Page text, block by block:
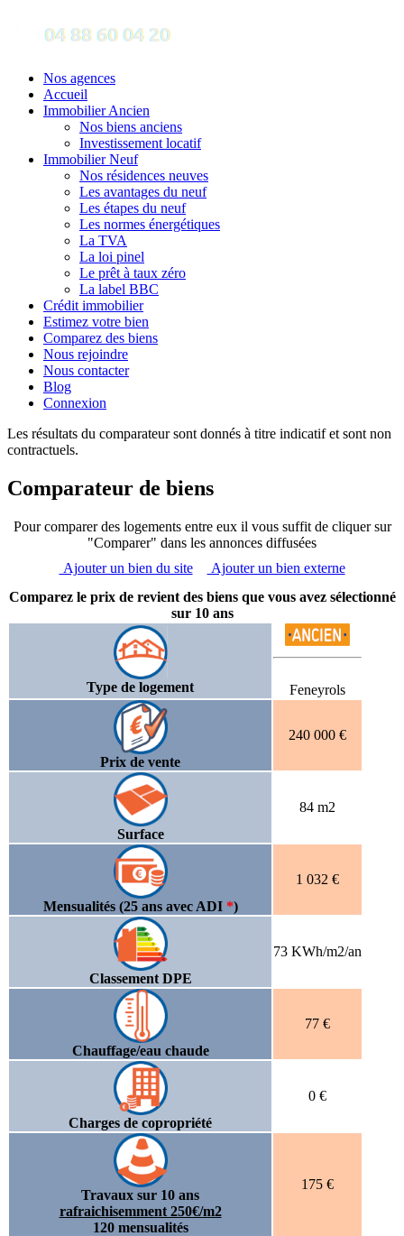
Nos agences
Accueil
Immobilier Ancien
Nos biens anciens
Investissement locatif
Immobilier Neuf
Nos résidences neuves
Les avantages du neuf
Les étapes du neuf
Les normes énergétiques
La TVA
La loi pinel
Le prêt à taux zéro
La label BBC
Crédit immobilier
Estimez votre bien
Comparez des biens
Nous rejoindre
Nous contacter
Blog
Connexion
Les résultats du comparateur sont donnés à titre indicatif et sont non
contractuels.
Comparateur de biens
Pour comparer des logements entre eux il vous suffit de cliquer sur
"Comparer" dans les annonces diffusées
Ajouter un bien du site
Ajouter un bien externe
Comparez le prix de revient des biens que vous avez sélectionné
sur 10 ans
Type de logement Feneyrols
Prix de vente
240 000 €
Surface
84 m2
Mensualités (25 ans avec ADI *)
1 032 €
Classement DPE
73 KWh/m2/an
Chauffage/eau chaude
77 €
Charges de copropriété
0 €
Travaux sur 10 ans
rafraichisemment 250€/m2
120 mensualités
175 €